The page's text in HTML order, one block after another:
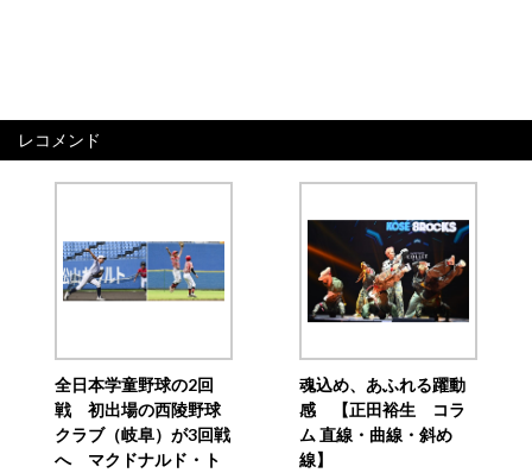
レコメンド
全日本学童野球の2回
戦 初出場の西陵野球
クラブ（岐阜）が3回戦
へ マクドナルド・ト
魂込め、あふれる躍動
感 【正田裕生 コラ
ム 直線・曲線・斜め
線】